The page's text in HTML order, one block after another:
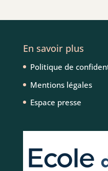
En savoir plus
Politique de
Mentions légales
Espace presse